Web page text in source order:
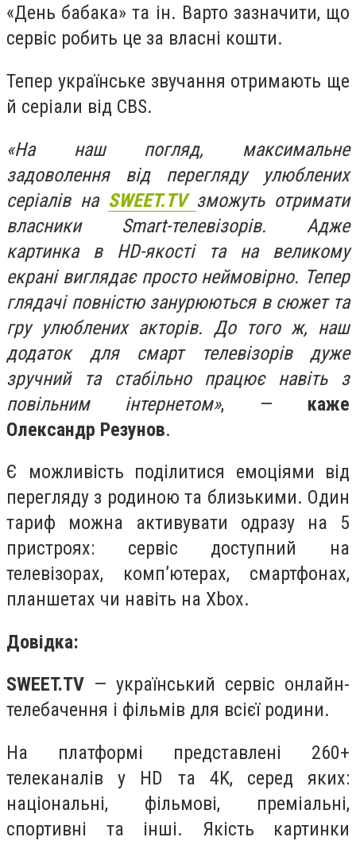
«День бабака» та ін. Варто зазначити, що
сервіс робить це за власні кошти.
Тепер українське звучання отримають ще
й серіали від CBS.
«На наш погляд, максимальне
задоволення від перегляду улюблених
серіалів на SWEET.TV зможуть отримати
власники Smart-телевізорів. Адже
картинка в HD-якості та на великому
екрані виглядає просто неймовірно. Тепер
глядачі повністю занурюються в сюжет та
гру улюблених акторів. До того ж, наш
додаток для смарт телевізорів дуже
зручний та стабільно працює навіть з
повільним інтернетом», — каже
Олександр Резунов.
Є можливість поділитися емоціями від
перегляду з родиною та близькими. Один
тариф можна активувати одразу на 5
пристроях: сервіс доступний на
телевізорах, комп’ютерах, смартфонах,
планшетах чи навіть на Xbox.
Довідка:
SWEET.TV — український сервіс онлайн-
телебачення і фільмів для всієї родини.
На платформі представлені 260+
телеканалів у HD та 4K, серед яких:
національні, фільмові, преміальні,
спортивні та інші. Якість картинки